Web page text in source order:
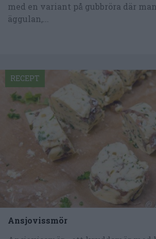
med en variant på gubbröra där
äggulan,...
Ansjovissmör
RECEPT